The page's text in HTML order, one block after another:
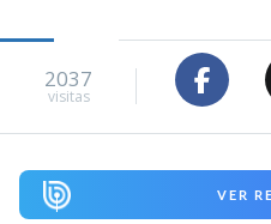
2037
visitas
VER